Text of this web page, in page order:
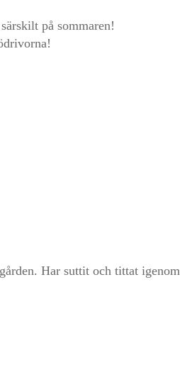
på sommaren!
Har suttit och tittat igenom